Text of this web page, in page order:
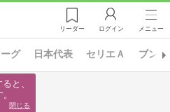
リーダー ログイン メニュー
グ 日本代表 セリエＡ ブン
と、
閉じる